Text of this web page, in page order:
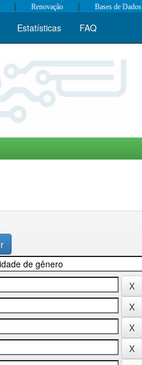
| Renovação | Bases de Dados
Estatísticas FAQ